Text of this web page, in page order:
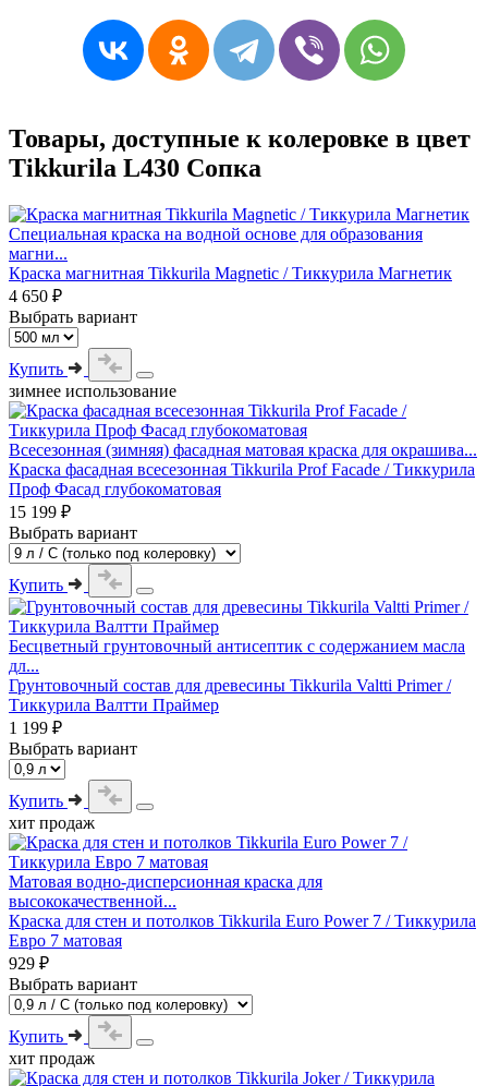
Товары, доступные к колеровке в цвет
Tikkurila L430 Сопка
Специальная краска на водной основе для образования
магни...
Краска магнитная Tikkurila Magnetic / Тиккурила Магнетик
4 650 ₽
Выбрать вариант
Купить
зимнее использование
Всесезонная (зимняя) фасадная матовая краска для окрашива...
Краска фасадная всесезонная Tikkurila Prof Facade / Тиккурила
Проф Фасад глубокоматовая
15 199 ₽
Выбрать вариант
Купить
Бесцветный грунтовочный антисептик с содержанием масла
дл...
Грунтовочный состав для древесины Tikkurila Valtti Primer /
Тиккурила Валтти Праймер
1 199 ₽
Выбрать вариант
Купить
хит продаж
Матовая водно-дисперсионная краска для
высококачественной...
Краска для стен и потолков Tikkurila Euro Power 7 / Тиккурила
Евро 7 матовая
929 ₽
Выбрать вариант
Купить
хит продаж